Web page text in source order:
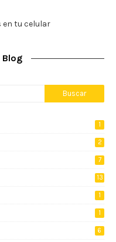
en tu celular
Blog
1
2
7
13
1
1
6